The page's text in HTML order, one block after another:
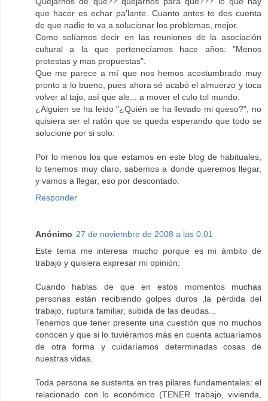
que hacer es echar pa'lante. Cuanto antes te des cuenta
de que nadie te va a solucionar los problemas, mejor.
Como solíamos decir en las reuniones de la asociación
cultural a la que pertenecíamos hace años: "Menos
protestas y mas propuestas".
Que me parece a mí que nos hemos acostumbrado muy
pronto a lo bueno, pues ahora sé acabó el almuerzo y toca
volver al tajo, así que ale... a mover el culo tol mundo.
¿Alguien se ha leido "¿Quién se ha llevado mi queso?", no
quisiera ser el ratón que se queda esperando que todo se
solucione por si solo.
Por lo menos los que estamos en este blog de habituales,
lo tenemos muy claro, sabemos a donde queremos llegar,
y vamos a llegar, eso por descontado.
Responder
Anónimo 27 de noviembre de 2008 a las 0:01
Este tema me interesa mucho porque es mi ámbito de
trabajo y quisiera expresar mi opinión:
Cuando hablas de que en estos momentos muchas
personas están recibiendo golpes duros ,la pérdida del
trabajo, ruptura familiar, subida de las deudas...
Tenemos que tener presente una cuestión que no muchos
conocen y que si lo tuviéramos más en cuenta actuaríamos
de otra forma y cuidaríamos determinadas cosas de
nuestras vidas.
Toda persona se sustenta en tres pilares fundamentales: el
relacionado con lo económico (TENER trabajo, vivienda,